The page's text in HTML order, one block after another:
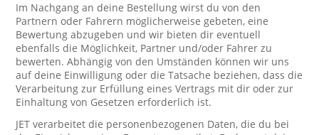
Im Nachgang an deine Bestellung wirst du von den
Partnern oder Fahrern möglicherweise gebeten, eine
Bewertung abzugeben und wir bieten dir eventuell
ebenfalls die Möglichkeit, Partner und/oder Fahrer zu
bewerten. Abhängig von den Umständen können wir uns
auf deine Einwilligung oder die Tatsache beziehen, dass die
Verarbeitung zur Erfüllung eines Vertrags mit dir oder zur
Einhaltung von Gesetzen erforderlich ist.
JET verarbeitet die personenbezogenen Daten, die du bei